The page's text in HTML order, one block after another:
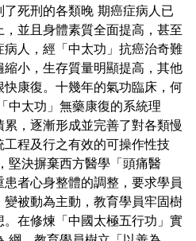
了死刑的各類晚 期癌症病人已
並且身體素質全面提高，甚至
人，經「中太功」抗癌治奇難
小，生存質量明顯提高，其他
康復。十幾年的氣功臨床，何
中太功」無藥康復的系統理
，逐漸形成並完善了對各類慢
程及行之有效的可操作性技
堅決摒棄西方醫學「頭痛醫
者心身整體的調整，要求學員
被動為主動，教育學員牢固樹
在修煉「中國太極五行功」實